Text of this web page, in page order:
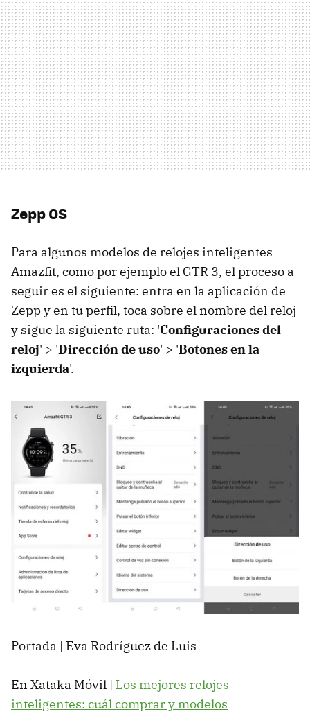
Zepp OS
Para algunos modelos de relojes inteligentes
Amazfit, como por ejemplo el GTR 3, el proceso a
seguir es el siguiente: entra en la aplicación de
Zepp y en tu perfil, toca sobre el nombre del reloj
y sigue la siguiente ruta: 'Configuraciones del
reloj' > 'Dirección de uso' > 'Botones en la
izquierda'.
Portada | Eva Rodríguez de Luis
En Xataka Móvil | Los mejores relojes
inteligentes: cuál comprar y modelos